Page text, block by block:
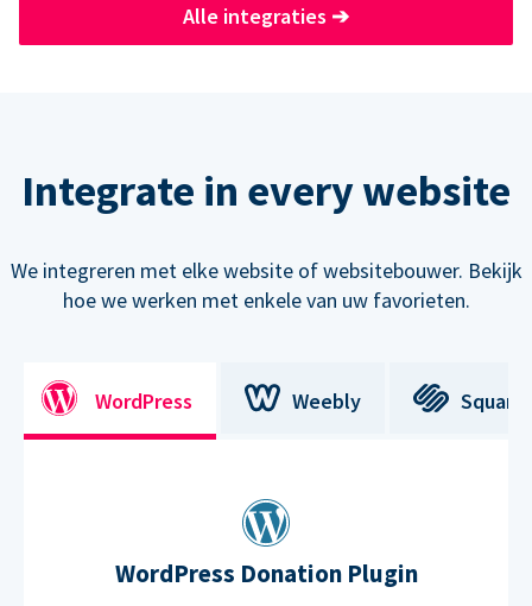
Alle integraties ➔
Integrate in every website
We integreren met elke website of websitebouwer. Bekijk
hoe we werken met enkele van uw favorieten.
WordPress Weebly
WordPress Donation Plugin